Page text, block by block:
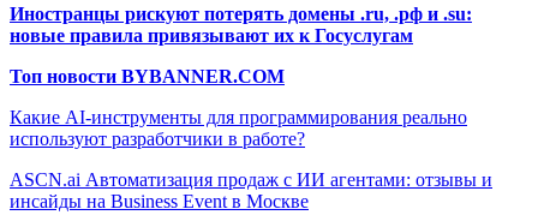
Иностранцы рискуют потерять домены .ru, .рф и .su:
новые правила привязывают их к Госуслугам
Топ новости BYBANNER.COM
Какие AI-инструменты для программирования реально
используют разработчики в работе?
ASCN.ai Автоматизация продаж с ИИ агентами: отзывы и
инсайды на Business Event в Москве